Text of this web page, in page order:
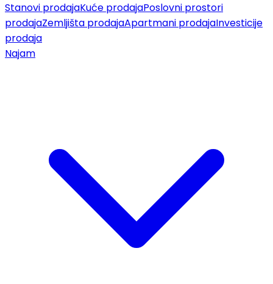
Stanovi prodajaKuće prodajaPoslovni prostori
prodajaZemljišta prodajaApartmani prodajaInvesticije
prodaja
Najam